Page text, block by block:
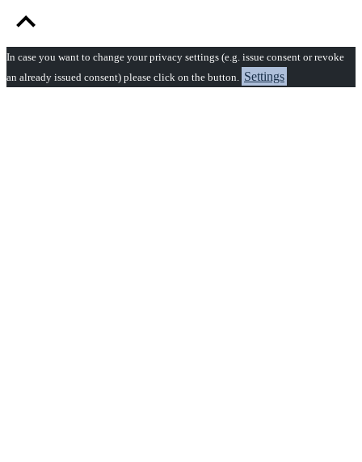
In case you want to change your privacy settings (e.g. issue consent or revoke
an already issued consent) please click on the button. Settings